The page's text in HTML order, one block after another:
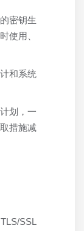
密钥生
使用、
和系统
划，一
措施减
SSL